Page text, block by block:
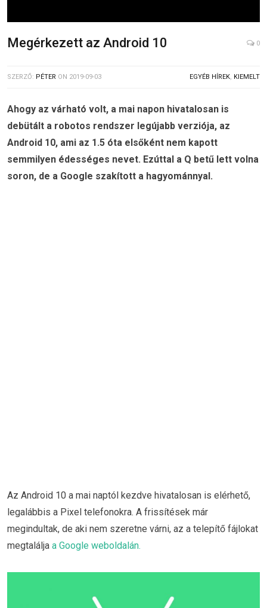
Megérkezett az Android 10 0
SZERZŐ: PÉTER ON 2019-09-03 EGYÉB HÍREK, KIEMELT
Ahogy az várható volt, a mai napon hivatalosan is
debütált a robotos rendszer legújabb verziója, az
Android 10, ami az 1.5 óta elsőként nem kapott
semmilyen édességes nevet. Ezúttal a Q betű lett volna
soron, de a Google szakított a hagyománnyal.
Az Android 10 a mai naptól kezdve hivatalosan is elérhető,
legalábbis a Pixel telefonokra. A frissítések már
megindultak, de aki nem szeretne várni, az a telepítő fájlokat
megtalálja a Google weboldalán.